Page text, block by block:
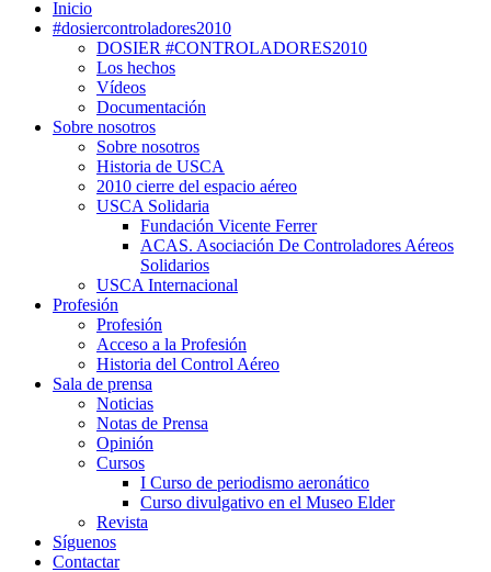
Inicio
#dosiercontroladores2010
DOSIER #CONTROLADORES2010
Los hechos
Vídeos
Documentación
Sobre nosotros
Sobre nosotros
Historia de USCA
2010 cierre del espacio aéreo
USCA Solidaria
Fundación Vicente Ferrer
ACAS. Asociación De Controladores Aéreos
Solidarios
USCA Internacional
Profesión
Profesión
Acceso a la Profesión
Historia del Control Aéreo
Sala de prensa
Noticias
Notas de Prensa
Opinión
Cursos
I Curso de periodismo aeronático
Curso divulgativo en el Museo Elder
Revista
Síguenos
Contactar